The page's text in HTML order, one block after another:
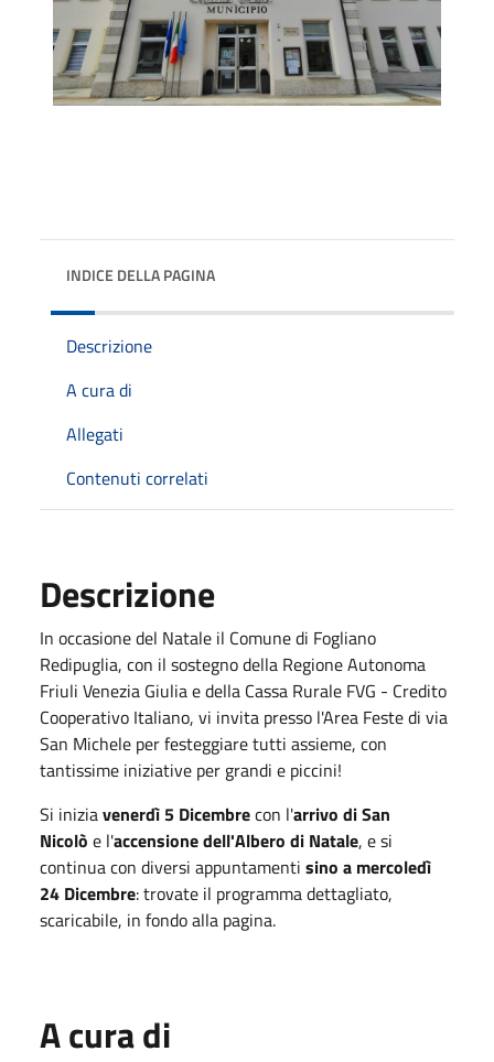
INDICE DELLA PAGINA
Descrizione
A cura di
Allegati
Contenuti correlati
Descrizione
In occasione del Natale il Comune di Fogliano
Redipuglia, con il sostegno della Regione Autonoma
Friuli Venezia Giulia e della Cassa Rurale FVG - Credito
Cooperativo Italiano, vi invita presso l'Area Feste di via
San Michele per festeggiare tutti assieme, con
tantissime iniziative per grandi e piccini!
Si iniziavenerdì 5 Dicembrecon l'arrivo di San
Nicolò e l'accensione dell'Albero di Natale, e si
continua con diversi appuntamenti sino a mercoledì
24 Dicembre: trovate il programma dettagliato,
scaricabile, in fondo alla pagina.
A cura di